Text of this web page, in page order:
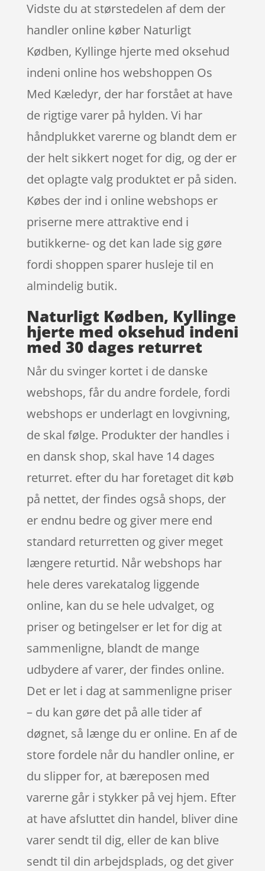
Vidste du at størstedelen af dem der
handler online køber Naturligt
Kødben, Kyllinge hjerte med oksehud
indeni online hos webshoppen Os
Med Kæledyr, der har forstået at have
de rigtige varer på hylden. Vi har
håndplukket varerne og blandt dem er
der helt sikkert noget for dig, og der er
det oplagte valg produktet er på siden.
Købes der ind i online webshops er
priserne mere attraktive end i
butikkerne- og det kan lade sig gøre
fordi shoppen sparer husleje til en
almindelig butik.
Naturligt Kødben, Kyllinge
hjerte med oksehud indeni
med 30 dages returret
Når du svinger kortet i de danske
webshops, får du andre fordele, fordi
webshops er underlagt en lovgivning,
de skal følge. Produkter der handles i
en dansk shop, skal have 14 dages
returret. efter du har foretaget dit køb
på nettet, der findes også shops, der
er endnu bedre og giver mere end
standard returretten og giver meget
længere returtid. Når webshops har
hele deres varekatalog liggende
online, kan du se hele udvalget, og
priser og betingelser er let for dig at
sammenligne, blandt de mange
udbydere af varer, der findes online.
Det er let i dag at sammenligne priser
– du kan gøre det på alle tider af
døgnet, så længe du er online. En af de
store fordele når du handler online, er
du slipper for, at bæreposen med
varerne går i stykker på vej hjem. Efter
at have afsluttet din handel, bliver dine
varer sendt til dig, eller de kan blive
sendt til din arbejdsplads, og det giver